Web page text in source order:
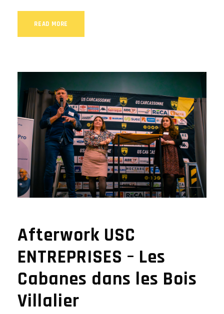
READ MORE
Afterwork USC
ENTREPRISES – Les
Cabanes dans les Bois
Villalier